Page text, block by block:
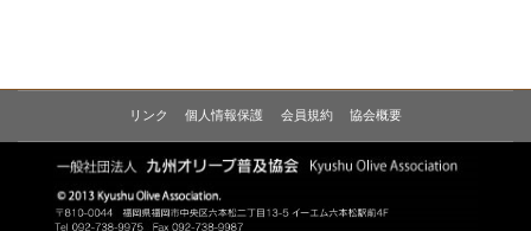
リンク 個人情報保護 会員規約 協会概要